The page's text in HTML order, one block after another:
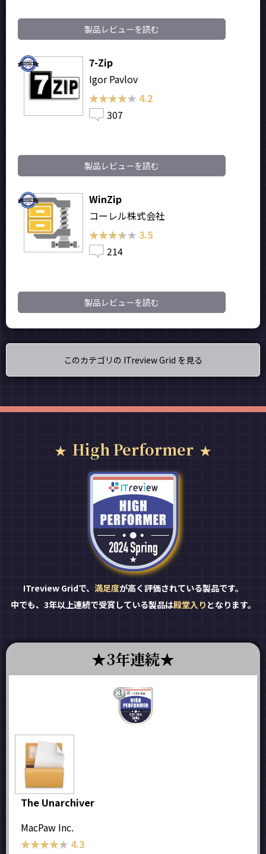
製品レビューを読む
7-Zip
Igor Pavlov
★★★★★
★★★★★ 4.2
307
製品レビューを読む
WinZip
コーレル株式会社
★★★★★
★★★★★ 3.5
214
製品レビューを読む
このカテゴリの ITreview Grid を見る
High Performer
ITreview Gridで、 満足度が高く評価されている製品です。
中でも、3年以上連続で受賞している製品は殿堂入り となります。
3年連続
The Unarchiver
MacPaw Inc.
★★★★★
★★★★★ 4.3